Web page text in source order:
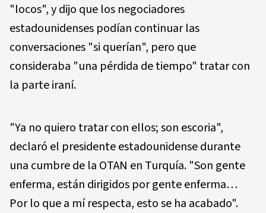
"locos", y dijo que los negociadores
estadounidenses podían continuar las
conversaciones "si querían", pero que
consideraba "una pérdida de tiempo" tratar con
la parte iraní.
"Ya no quiero tratar con ellos; son escoria",
declaró el presidente estadounidense durante
una cumbre de la OTAN en Turquía. "Son gente
enferma, están dirigidos por gente enferma…
Por lo que a mí respecta, esto se ha acabado".